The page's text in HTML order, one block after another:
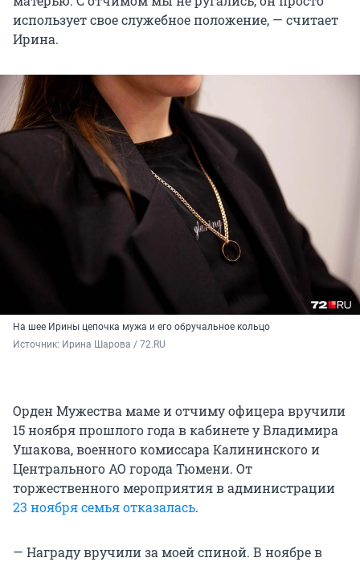
использует свое служебное положение, — считает
Ирина.
На шее Ирины цепочка мужа и его обручальное кольцо
Источник: Ирина Шарова / 72.RU
Орден Мужества маме и отчиму офицера вручили
15 ноября прошлого года в кабинете у Владимира
Ушакова, военного комиссара Калининского и
Центрального АО города Тюмени. От
торжественного мероприятия в администрации
23 ноября семья отказалась.
— Награду вручили за моей спиной. В ноябре в